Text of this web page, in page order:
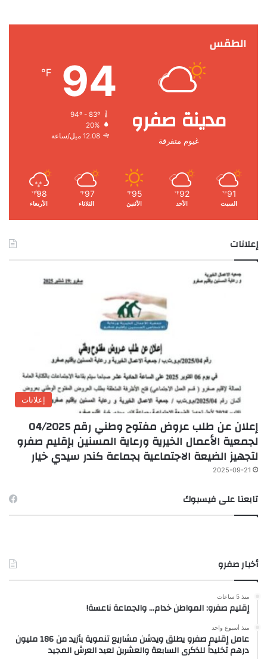
الطقس
مدينة صفرو
غيوم متفرقة
94
℉
94º - 83º
20%
12.08 ميل/ساعة
91
℉
السبت
92
℉
الأحد
95
℉
الأثنين
97
℉
الثلاثاء
98
℉
الأربعاء
إعلانات
إعلانات
إعلان عن طلب عروض مفتوح وطني رقم 04/2025
لجمعية الأعمال الخيرية ورعاية المسنين بإقليم صفرو
لتجهيز الضيعة الاجتماعية بجماعة كندر سيدي خيار
2025-09-21
تابعنا على فيسبوك
أخبار صفرو
منذ 5 ساعات
إقليم صفرو: المواطن خدام… والجماعة ناعسة!
منذ أسبوع واحد
عامل إقليم صفرو يطلق ويدشن مشاريع تنموية بأزيد من 186 مليون
درهم تخليداً للذكرى السابعة والعشرين لعيد العرش المجيد